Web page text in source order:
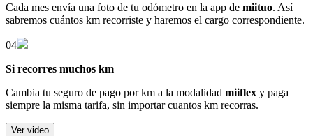
Cada mes envía una foto de tu odómetro en la app de miituo. Así
sabremos cuántos km recorriste y haremos el cargo correspondiente.
04
Si recorres muchos km
Cambia tu seguro de pago por km a la modalidad miiflex y paga
siempre la misma tarifa, sin importar cuantos km recorras.
Ver video